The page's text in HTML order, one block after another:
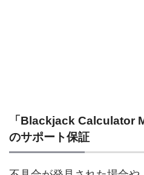
「Blackjack Calculator
のサポート保証